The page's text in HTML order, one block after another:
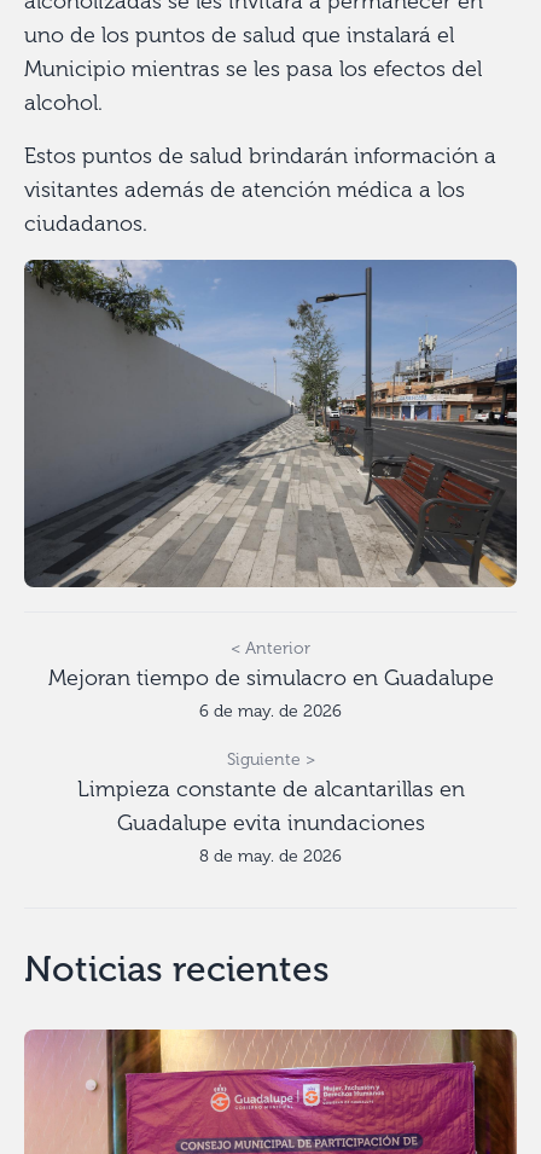
uno de los puntos de salud que instalará el
Municipio mientras se les pasa los efectos del
alcohol.
Estos puntos de salud brindarán información a
visitantes además de atención médica a los
ciudadanos.
< Anterior
Mejoran tiempo de simulacro en Guadalupe
6 de may. de 2026
Siguiente >
Limpieza constante de alcantarillas en
Guadalupe evita inundaciones
8 de may. de 2026
Noticias recientes